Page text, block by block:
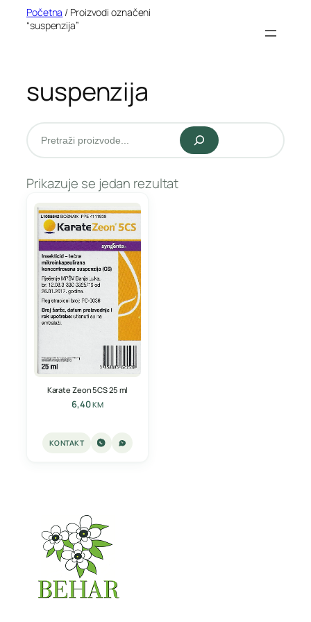
Početna / Proizvodi označeni
“suspenzija”
suspenzija
Pretraži
Prikazuje se jedan rezultat
Karate Zeon 5CS 25 ml
6,40KM
KONTAKT